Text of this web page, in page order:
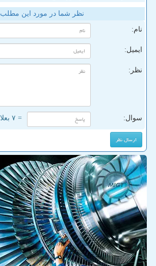
نظر شما در مورد این مطلب
نام:
ایمیل:
نظر:
سوال: = ۷ بعلاوه ۳